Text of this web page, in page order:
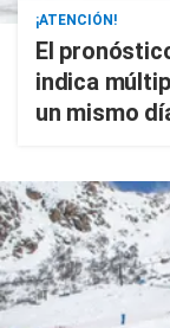
¡ATENCIÓN!
El
indica
un mismo